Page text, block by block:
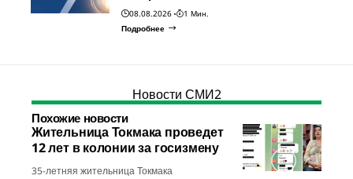
08.08.2026
1 Мин.
Подробнее
Новости СМИ2
Похожие новости
Жительница Токмака проведет
12 лет в колонии за госизмену
35-летняя жительница Токмака